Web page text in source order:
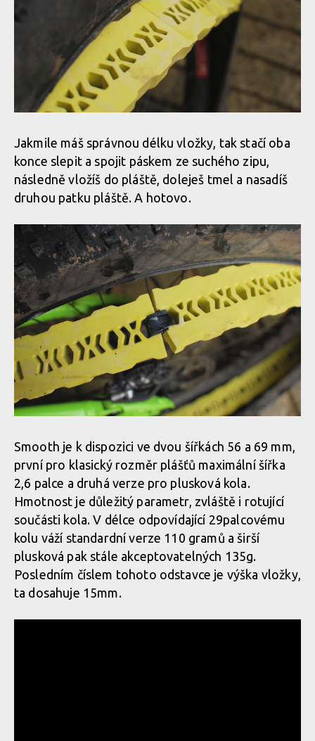
Jakmile máš správnou délku vložky, tak stačí oba
konce slepit a spojit páskem ze suchého zipu,
následně vložíš do pláště, doleješ tmel a nasadíš
druhou patku pláště. A hotovo.
Smooth je k dispozici ve dvou šířkách 56 a 69 mm,
první pro klasický rozměr plášťů maximální šířka
2,6 palce a druhá verze pro plusková kola.
Hmotnost je důležitý parametr, zvláště i rotující
součásti kola. V délce odpovídající 29palcovému
kolu váží standardní verze 110 gramů a širší
plusková pak stále akceptovatelných 135g.
Posledním číslem tohoto odstavce je výška vložky,
ta dosahuje 15mm.